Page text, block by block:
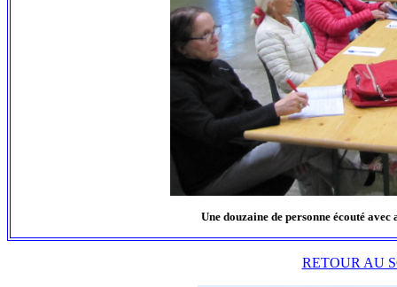
Une douzaine de personne écouté
RETOUR AU